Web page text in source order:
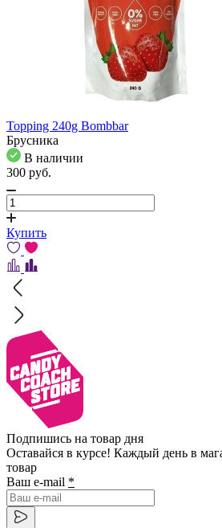
Topping 240g Bombbar
Брусника
В наличии
300 pуб.
Купить
Подпишись на товар дня
Оставайся в курсе! Каждый день в
товар
Ваш e-mail *